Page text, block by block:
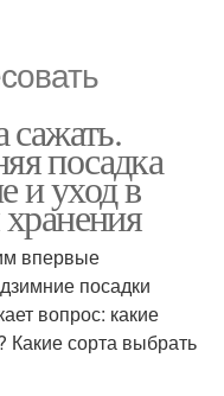
сажать.
посадка
и уход в
впервые
посадки
вопрос: какие
Какие сорта выбрать